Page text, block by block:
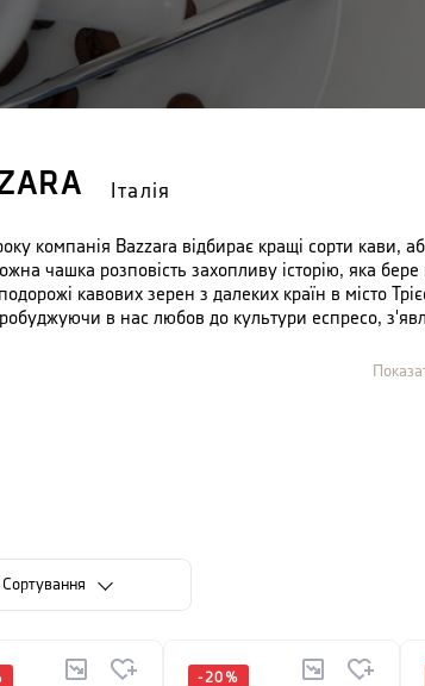
Італія
компанія Bazzara відбирає кращі сорти кави,
чашка розповість захопливу історію, яка
кавових зерен з далеких країн в місто
в нас любов до культури еспресо,
якісної кави - це мета, яка об'єднує всі душі
Сортування
-20 %